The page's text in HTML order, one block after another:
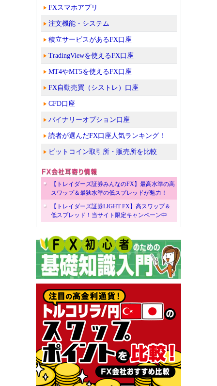
FXスマホアプリ
注文機能・システム
積立サービスがあるFX口座
TradingViewを使えるFX口座
MT4やMT5を使えるFX口座
FX自動売買（シストレ）口座
CFD口座
バイナリーオプション口座
読者が選んだFX口座人気ランキング！
ビットコイン取引所・販売所を比較
【トレイダーズ証券みんなのFX】最高水準の高
スワップ＆最狭水準の低スプレッドが魅力！
【トレイダーズ証券LIGHT FX】高スワップ＆
低スプレッド！当サイト限定キャンペーン中